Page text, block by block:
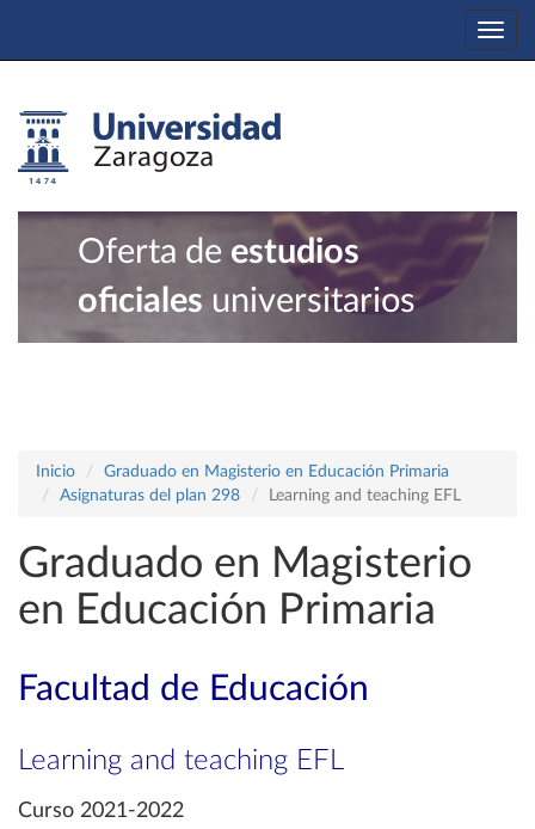
Oferta de estudios
oficiales universitarios
Inicio
Graduado en Magisterio en Educación Primaria
Asignaturas del plan 298
Learning and teaching EFL
Graduado en Magisterio
en Educación Primaria
Facultad de Educación
Learning and teaching EFL
Curso 2021-2022